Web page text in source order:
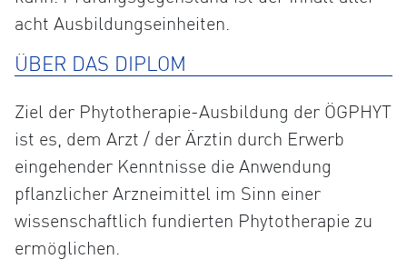
acht Ausbildungseinheiten.
ÜBER DAS DIPLOM
Ziel der Phytotherapie-Ausbildung der ÖGPHYT
ist es, dem Arzt / der Ärztin durch Erwerb
eingehender Kenntnisse die Anwendung
pflanzlicher Arzneimittel im Sinn einer
wissenschaftlich fundierten Phytotherapie zu
ermöglichen.